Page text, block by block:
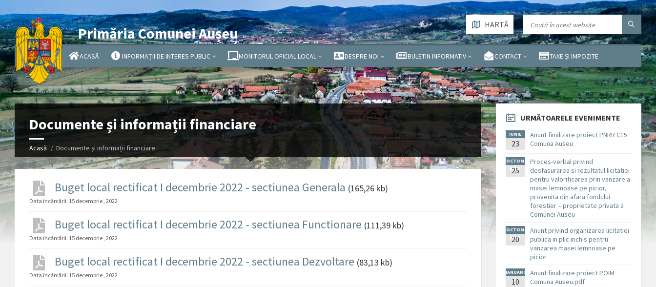
Primăria Comunei Aușeu
ACASĂ INFORMAȚII DE INTERES PUBLIC MONITORUL OFICIAL LOCAL DESPRE NOI BULETIN INFORMATIV CONTACT TAXE ȘI IMPOZITE
HARTĂ
Documente și informații financiare
Acasă Documente și informații financiare
Buget local rectificat I decembrie 2022 - sectiunea Generala (165,26 kb)
Data încărcării: 15 decembrie , 2022
Buget local rectificat I decembrie 2022 - sectiunea Functionare (111,39 kb)
Data încărcării: 15 decembrie , 2022
Buget local rectificat I decembrie 2022 - sectiunea Dezvoltare (83,13 kb)
Data încărcării: 15 decembrie , 2022
URMĂTOARELE EVENIMENTE
IUNIE
23
Anunt finalizare proiect PNRR C15
Comuna Auseu
OCTOM
BRIE
25
Proces-verbal privind
desfasurarea si rezultatul licitatiei
pentru valorificarea prin vanzare a
masei lemnoase pe picior,
provenita din afara fondului
forestier – proprietate privata a
Comunei Auseu
OCTOM
BRIE
20
Anunt privind organizarea licitatiei
publica in plic inchis pentru
vanzarea masei lemnoase pe
picior
IANUARI
E
10
Anunt finalizare proiect POIM
Comuna Auseu.pdf